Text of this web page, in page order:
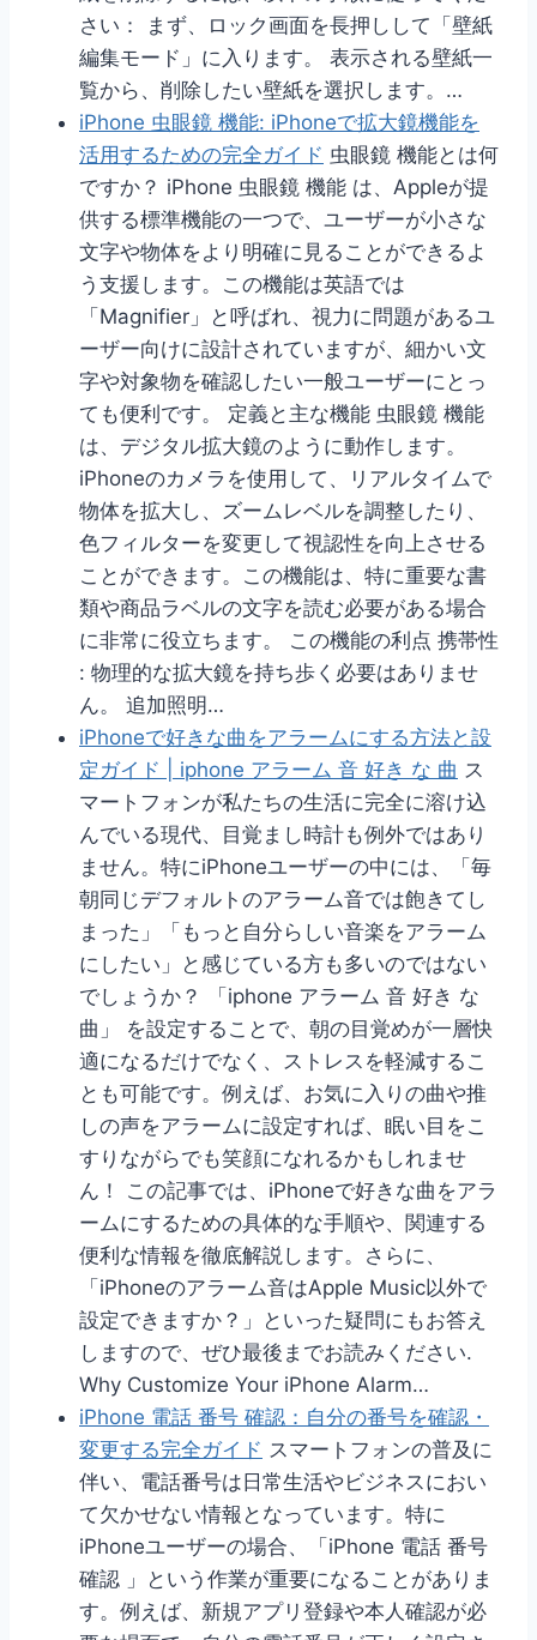
さい： まず、ロック画面を長押しして「壁紙
編集モード」に入ります。 表示される壁紙一
覧から、削除したい壁紙を選択します。…
iPhone 虫眼鏡 機能: iPhoneで拡大鏡機能を
活用するための完全ガイド 虫眼鏡 機能とは何
ですか？ iPhone 虫眼鏡 機能 は、Appleが提
供する標準機能の一つで、ユーザーが小さな
文字や物体をより明確に見ることができるよ
う支援します。この機能は英語では
「Magnifier」と呼ばれ、視力に問題があるユ
ーザー向けに設計されていますが、細かい文
字や対象物を確認したい一般ユーザーにとっ
ても便利です。 定義と主な機能 虫眼鏡 機能
は、デジタル拡大鏡のように動作します。
iPhoneのカメラを使用して、リアルタイムで
物体を拡大し、ズームレベルを調整したり、
色フィルターを変更して視認性を向上させる
ことができます。この機能は、特に重要な書
類や商品ラベルの文字を読む必要がある場合
に非常に役立ちます。 この機能の利点 携帯性
: 物理的な拡大鏡を持ち歩く必要はありませ
ん。 追加照明…
iPhoneで好きな曲をアラームにする方法と設
定ガイド | iphone アラーム 音 好き な 曲 ス
マートフォンが私たちの生活に完全に溶け込
んでいる現代、目覚まし時計も例外ではあり
ません。特にiPhoneユーザーの中には、「毎
朝同じデフォルトのアラーム音では飽きてし
まった」「もっと自分らしい音楽をアラーム
にしたい」と感じている方も多いのではない
でしょうか？ 「iphone アラーム 音 好き な
曲」 を設定することで、朝の目覚めが一層快
適になるだけでなく、ストレスを軽減するこ
とも可能です。例えば、お気に入りの曲や推
しの声をアラームに設定すれば、眠い目をこ
すりながらでも笑顔になれるかもしれませ
ん！ この記事では、iPhoneで好きな曲をアラ
ームにするための具体的な手順や、関連する
便利な情報を徹底解説します。さらに、
「iPhoneのアラーム音はApple Music以外で
設定できますか？」といった疑問にもお答え
しますので、ぜひ最後までお読みください.
Why Customize Your iPhone Alarm…
iPhone 電話 番号 確認：自分の番号を確認・
変更する完全ガイド スマートフォンの普及に
伴い、電話番号は日常生活やビジネスにおい
て欠かせない情報となっています。特に
iPhoneユーザーの場合、「iPhone 電話 番号
確認 」という作業が重要になることがありま
す。例えば、新規アプリ登録や本人確認が必